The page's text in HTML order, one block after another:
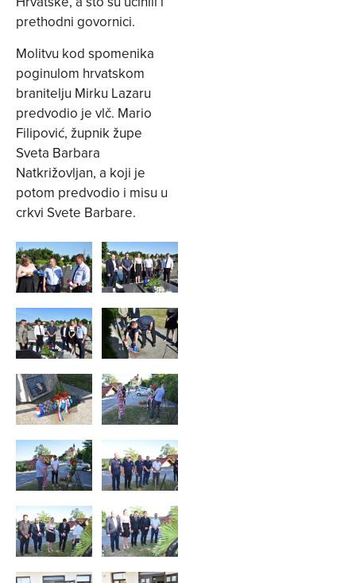
prethodni govornici.
Molitvu kod spomenika
poginulom hrvatskom
branitelju Mirku Lazaru
predvodio je vlč. Mario
Filipović, župnik župe
Sveta Barbara
Natkrižovljan, a koji je
potom predvodio i misu u
crkvi Svete Barbare.